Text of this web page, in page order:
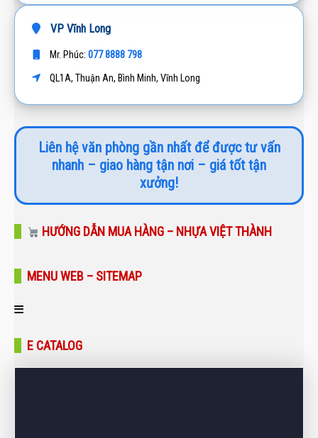
VP Vĩnh Long
Mr. Phúc: 077 8888 798
QL1A, Thuận An, Bình Minh, Vĩnh Long
Liên hệ văn phòng gần nhất để được tư vấn
nhanh – giao hàng tận nơi – giá tốt tận
xưởng!
HƯỚNG DẪN MUA HÀNG – NHỰA VIỆT THÀNH
MENU WEB – SITEMAP
Trang chủ
E CATALOG